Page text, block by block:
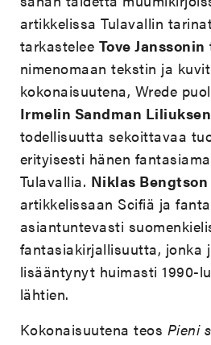
artikkelissa Tulavallin
tarkastelee Tove Janssonin
nimenomaan tekstin ja
kokonaisuutena, Wrede
Irmelin Sandman Liliuksen
todellisuutta sekoittavaa
erityisesti hänen
Tulavallia. Niklas Bengtson
artikkelissaan Scifiä ja
asiantuntevasti
fantasiakirjallisuutta, jonka
lisääntynyt huimasti 1990-
lähtien.
Kokonaisuutena teos Pieni